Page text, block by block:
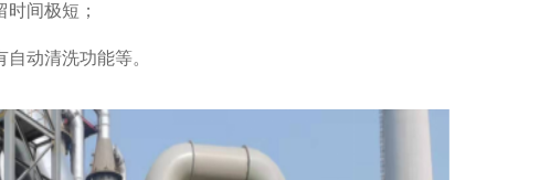
间极短；
动清洗功能等。